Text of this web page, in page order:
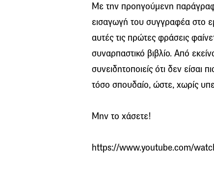
Με την προηγούμενη
εισαγωγή του συγγραφέα στο
αυτές τις πρώτες φράσεις
συναρπαστικό βιβλίο. Από
συνειδητοποιείς ότι δεν είσαι
τόσο σπουδαίο, ώστε, χωρίς
Μην το χάσετε!
https://www.youtube.com/